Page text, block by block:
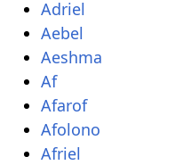
Adriel
Aebel
Aeshma
Af
Afarof
Afolono
Afriel